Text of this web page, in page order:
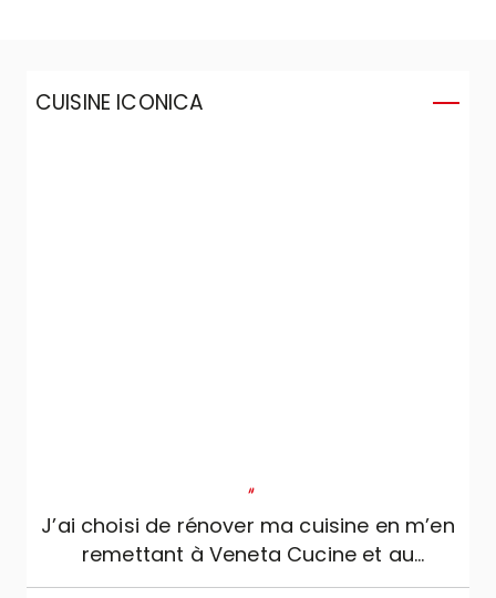
CUISINE ICONICA
"
J’ai choisi de rénover ma cuisine en m’en
remettant à Veneta Cucine et au
professionnalisme, sérieux et